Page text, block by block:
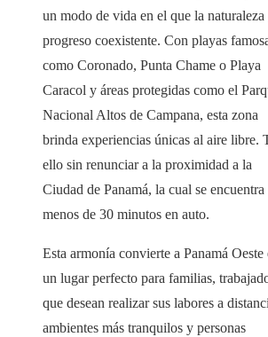
un modo de vida en el que la naturaleza
progreso coexistente. Con playas
como Coronado, Punta Chame o Playa
Caracol y áreas protegidas como el
Nacional Altos de Campana, esta zona
brinda experiencias únicas al aire libre.
ello sin renunciar a la proximidad a la
Ciudad de Panamá, la cual se encuentra
menos de 30 minutos en auto.
Esta armonía convierte a Panamá Oeste
un lugar perfecto para familias,
que desean realizar sus labores a
ambientes más tranquilos y personas